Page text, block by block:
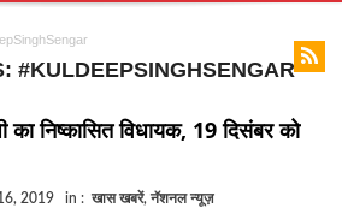
(CO) बर्खास्त.. फर्जीवाड़ा कर पाई थी
एक और सिक्स लेन की मंजूरी.. जानिए किन-किन
ईशान किशन की शादी फिक्स, गर्लफ्रेंड से होगी
#KULDEEPSINGHSENGAR
का निष्कासित विधायक, 19 दिसंबर को
2019 in : खास खबरें, नॅशनल न्यूज़